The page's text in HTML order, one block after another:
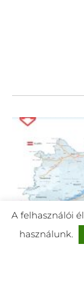
A felhasználói
használunk.